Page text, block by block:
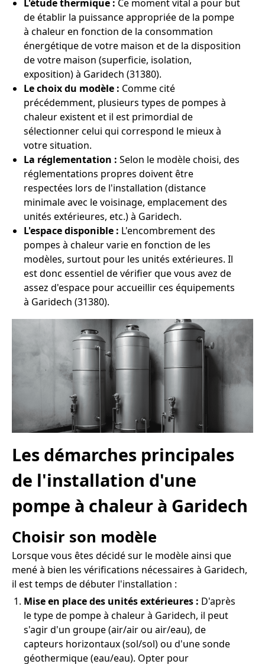
L'étude thermique : Ce moment vital a pour but
de établir la puissance appropriée de la pompe
à chaleur en fonction de la consommation
énergétique de votre maison et de la disposition
de votre maison (superficie, isolation,
exposition) à Garidech (31380).
Le choix du modèle : Comme cité
précédemment, plusieurs types de pompes à
chaleur existent et il est primordial de
sélectionner celui qui correspond le mieux à
votre situation.
La réglementation : Selon le modèle choisi, des
réglementations propres doivent être
respectées lors de l'installation (distance
minimale avec le voisinage, emplacement des
unités extérieures, etc.) à Garidech.
L'espace disponible : L'encombrement des
pompes à chaleur varie en fonction de les
modèles, surtout pour les unités extérieures. Il
est donc essentiel de vérifier que vous avez de
assez d'espace pour accueillir ces équipements
à Garidech (31380).
Les démarches principales
de l'installation d'une
pompe à chaleur à Garidech
Choisir son modèle
Lorsque vous êtes décidé sur le modèle ainsi que
mené à bien les vérifications nécessaires à Garidech,
il est temps de débuter l'installation :
Mise en place des unités extérieures : D'après
le type de pompe à chaleur à Garidech, il peut
s'agir d'un groupe (air/air ou air/eau), de
capteurs horizontaux (sol/sol) ou d'une sonde
géothermique (eau/eau). Opter pour